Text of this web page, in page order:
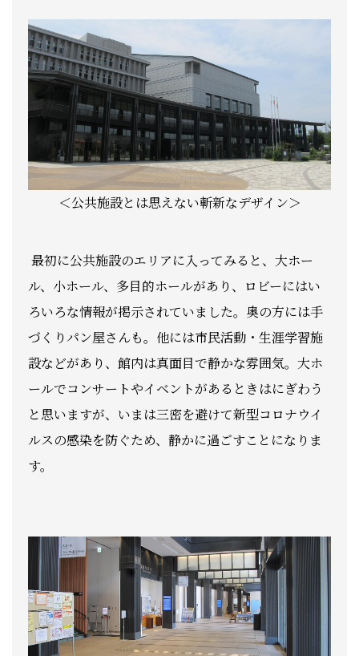
＜公共施設とは思えない斬新なデザイン＞
最初に公共施設のエリアに入ってみると、大ホー
ル、小ホール、多目的ホールがあり、ロビーにはい
ろいろな情報が掲示されていました。奥の方には手
づくりパン屋さんも。他には市民活動・生涯学習施
設などがあり、館内は真面目で静かな雰囲気。大ホ
ールでコンサートやイベントがあるときはにぎわう
と思いますが、いまは三密を避けて新型コロナウイ
ルスの感染を防ぐため、静かに過ごすことになりま
す。